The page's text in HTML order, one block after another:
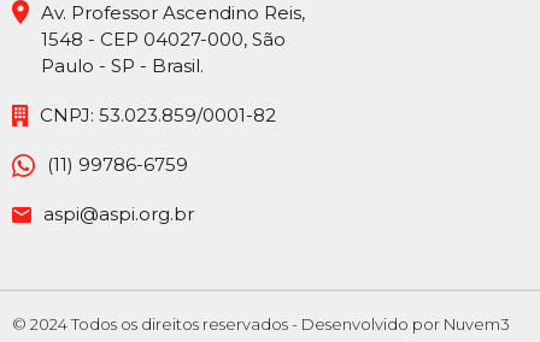
Av. Professor Ascendino Reis,
1548 - CEP 04027-000, São
Paulo - SP - Brasil.
CNPJ: 53.023.859/0001-82
(11) 99786-6759
aspi@aspi.org.br
© 2024 Todos os direitos reservados - Desenvolvido por Nuvem3